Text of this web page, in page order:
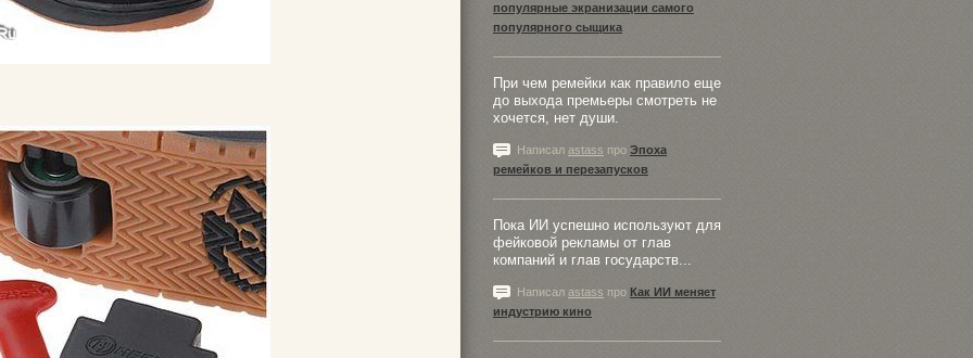
популярные экранизации самого
популярного сыщика
При чем ремейки как правило еще
до выхода премьеры смотреть не
хочется, нет души.
Написал astass про Эпоха
ремейков и перезапусков
Пока ИИ успешно используют для
фейковой рекламы от глав
компаний и глав государств...
Написал astass про Как ИИ меняет
индустрию кино